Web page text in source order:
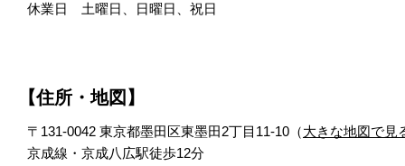
休業日 土曜日、日曜日、祝日
【住所・地図】
〒131-0042 東京都墨田区東墨田2丁目11-10（大きな地図で見
京成線・京成八広駅徒歩12分